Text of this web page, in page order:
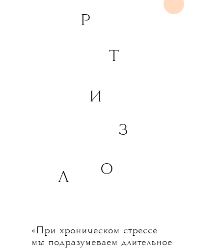
Р
Т
И
З
О
Л
«При хроническом стрессе
мы подразумеваем длительное